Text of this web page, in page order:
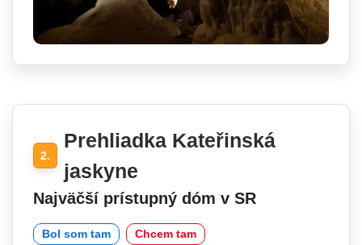
2.
Prehliadka Kateřinská
jaskyne
Najväčší prístupný dóm v SR
Bol som tam Chcem tam